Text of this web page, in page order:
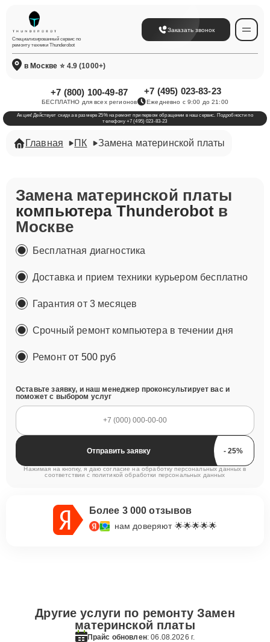
Специализированный сервис по
ремонту техники Thunderobot
Заказать звонок
в Москве ⭐ 4.9 (1000+)
+7 (800) 100-49-87
БЕСПЛАТНО для всех регионов
+7 (495) 023-83-23
Ежедневно с 9:00 до 21:00
Акция! Действует скидка в размере 25% на ремонт при первом обращении в наш сервис. Подробности по
телефону +7 (495) 023-83-23
Главная ПК Замена материнской платы
Замена материнской платы
компьютера Thunderobot в
Москве
Бесплатная диагностика
Доставка и прием техники курьером бесплатно
Гарантия от 3 месяцев
Срочный ремонт компьютера в течении дня
Ремонтот 500 руб
Оставьте заявку, и наш менеджер проконсультирует вас и
поможет с выбором услуг
Отправить заявку
Нажимая на кнопку, я даю согласие на обработку персональных данных в
соответствии с политикой обработки персональных данных
Более 3 000 отзывов
нам доверяют 🌟🌟🌟🌟🌟
Другие услуги по ремонту Замен
материнской платы
Прайс обновлен: 06.08.2026 г.